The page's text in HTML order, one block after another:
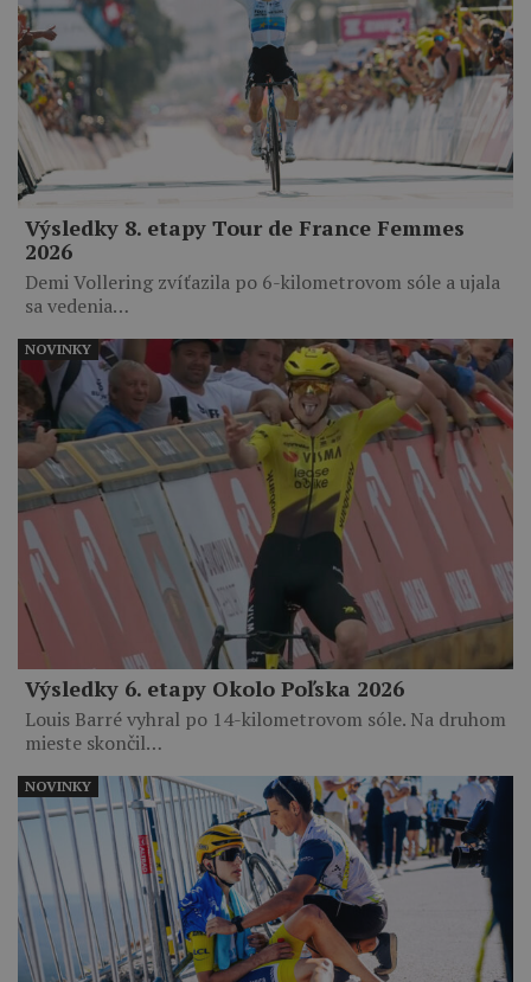
Výsledky 8. etapy Tour de France Femmes
2026
Demi Vollering zvíťazila po 6-kilometrovom sóle a ujala
sa vedenia…
Výsledky 6. etapy Okolo Poľska 2026
Louis Barré vyhral po 14-kilometrovom sóle. Na druhom
mieste skončil…
NOVINKY
NOVINKY